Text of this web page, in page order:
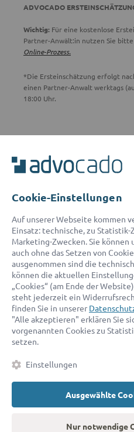
ADVOCADO
Wichtig: Für eine kostenlose
Partner-Anwält:in nutzen Sie
Online-Prozess.
*Die Ersteinschätzung erfolgt
einen Partner-Anwalt werktags
18:00 Uhr.
Unser Serviceteam ist von 8:00
E-Mail:
service@advocado.com
© 2026 advocado - einfach online
KontaktDatenschutz
Cookies
Cookie-Einstellungen
Auf unserer Webseite kommen
Einsatz: technische, zu Statistik-
Marketing-Zwecken. Sie
auch ohne das Setzen von
ausgenommen sind die
können die aktuellen
„Cookies“ (am Ende der
steht jederzeit ein
finden Sie in unserer
"Alle akzeptieren" erklären Sie
vorgenannten Cookies zu
setzen.
Einstellungen
Ausgewählte
Nur notwendige